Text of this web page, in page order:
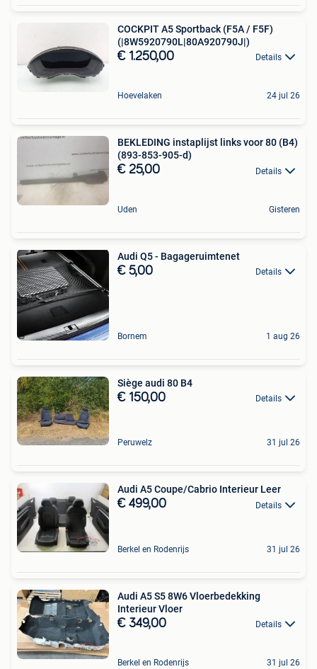
COCKPIT A5 Sportback (F5A / F5F)
(|8W5920790L|80A920790J|)
€ 1.250,00 Details
Hoevelaken 24 jul 26
BEKLEDING instaplijst links voor 80 (B4)
(893-853-905-d)
€ 25,00 Details
Uden Gisteren
Audi Q5 - Bagageruimtenet
€ 5,00 Details
Bornem 1 aug 26
Siège audi 80 B4
€ 150,00 Details
Peruwelz 31 jul 26
Audi A5 Coupe/Cabrio Interieur Leer
€ 499,00 Details
Berkel en Rodenrijs 31 jul 26
Audi A5 S5 8W6 Vloerbedekking
Interieur Vloer
€ 349,00 Details
Berkel en Rodenrijs 31 jul 26